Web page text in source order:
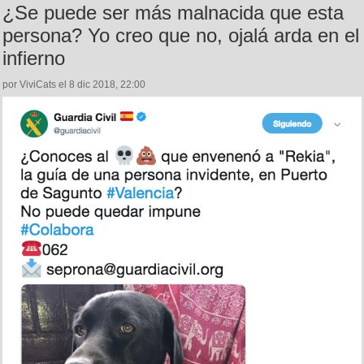
¿Se puede ser más malnacida que esta
persona? Yo creo que no, ojalá arda en el
infierno
por ViviCats el 8 dic 2018, 22:00